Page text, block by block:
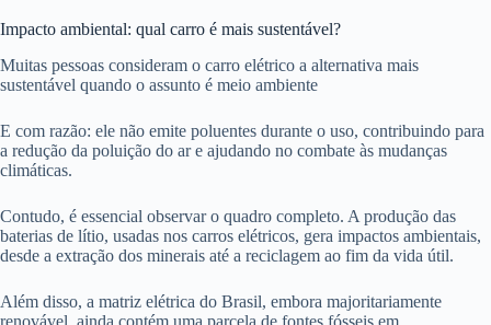
Impacto ambiental: qual carro é mais sustentável?
Muitas pessoas consideram o carro elétrico a alternativa mais
sustentável quando o assunto é meio ambiente
E com razão: ele não emite poluentes durante o uso, contribuindo para
a redução da poluição do ar e ajudando no combate às mudanças
climáticas.
Contudo, é essencial observar o quadro completo. A produção das
baterias de lítio, usadas nos carros elétricos, gera impactos ambientais,
desde a extração dos minerais até a reciclagem ao fim da vida útil.
Além disso, a matriz elétrica do Brasil, embora majoritariamente
renovável, ainda contém uma parcela de fontes fósseis em